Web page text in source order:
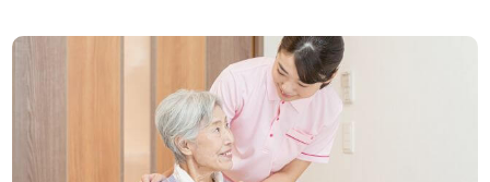
手当 月給250000円 ＜応募資格＞ ◆介護福祉士 ※介護関連施設での経験が5
年未満の方 ＜備考＞ ※夜勤手当4.5回分として計算。また、その他手当含
む。 ※個人のスキル・能力・経験により考慮の上、加算があります。 ◇そ
の他手当◇ ・地域調整給：40,000円/月 ・処遇改善加算手当：18,100円/月
・夜勤手当：5,000円/回 ・介護福祉士資格手当：18,100円/月 ・特別勤務地
手当：20,000円/月 ◆別途支給◆ ・ケアマネージャー資格手当：5,000円/月
・保育手当：10,000円/月（お子様1人につき） ・残業手当 ・年末年始手当
月給234500円 ＜応募資格＞ ◆ホームヘルパー1級 ◆ホームヘルパー2級 ◆